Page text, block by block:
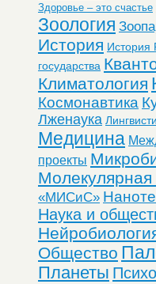
Здоровье – это счастье
Зоология
История История
государства
Климатология
Космонавтика
Лженаука
Медицина
проекты
Молекулярная
«МИСиС»
Наука и
Общество
Планеты